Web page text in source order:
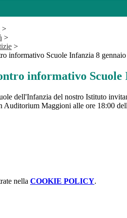
>
>
>
informativo Scuole Infanzia 8
informativo Scuole
dell'Infanzia del nostro Istituto
Auditorium Maggioni alle ore 18:00
nella COOKIE POLICY.